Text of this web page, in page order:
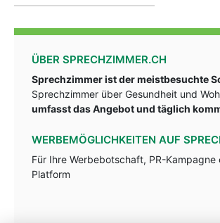
ÜBER SPRECHZIMMER.CH
Sprechzimmer ist der meistbesuchte
Sprechzimmer über Gesundheit und
umfasst das Angebot und täglich
WERBEMÖGLICHKEITEN AUF
Für Ihre Werbebotschaft, PR-
Platform